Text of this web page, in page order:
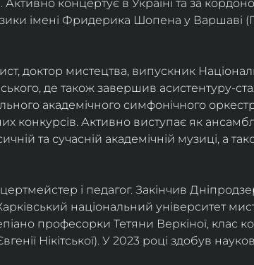
Активно концертує в Україні та за
імені Фридерика Шопена у Варшаві
доктор мистецтва, випускник
де також завершив асистентуру-
академічного симфонічного
конкурсів. Активно виступає як
та сучасній академічній музиці, а
і педагог. Закінчив
національний університет
професорки Тетяни Веркіної, клас
Нікітської). У 2023 році здобув